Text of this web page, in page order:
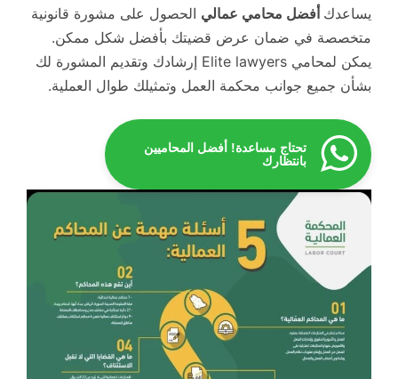
يساعدك أفضل محامي عمالي الحصول على مشورة قانونية
متخصصة في ضمان عرض قضيتك بأفضل شكل ممكن.
يمكن لمحامي Elite lawyers إرشادك وتقديم المشورة لك
بشأن جميع جوانب محكمة العمل وتمثيلك طوال العملية.
تحتاج مساعدة! أفضل المحاميين
بانتظارك